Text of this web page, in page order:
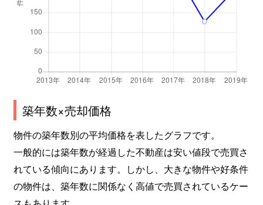
築年数×売却価格
物件の築年数別の平均価格を表したグラフです。
一般的には築年数が経過した不動産は安い値段で売買さ
れている傾向にあります。しかし、大きな物件や好条件
の物件は、築年数に関係なく高値で売買されているケー